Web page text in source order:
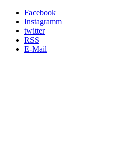
Facebook
Instagramm
twitter
RSS
E-Mail